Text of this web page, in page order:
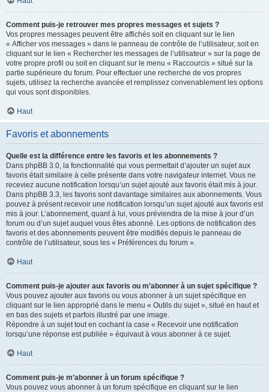
Comment puis-je retrouver mes propres messages et sujets ?
Vos propres messages peuvent être affichés soit en cliquant sur le lien
« Afficher vos messages » dans le panneau de contrôle de l’utilisateur, soit en
cliquant sur le lien « Rechercher les messages de l’utilisateur » sur la page de
votre propre profil ou soit en cliquant sur le menu « Raccourcis » situé sur la
partie supérieure du forum. Pour effectuer une recherche de vos propres
sujets, utilisez la recherche avancée et remplissez convenablement les options
qui vous sont disponibles.
Haut
Favoris et abonnements
Quelle est la différence entre les favoris et les abonnements ?
Dans phpBB 3.0, la fonctionnalité qui vous permettait d’ajouter un sujet aux
favoris était similaire à celle présente dans votre navigateur internet. Vous ne
receviez aucune notification lorsqu’un sujet ajouté aux favoris était mis à jour.
Dans phpBB 3.3, les favoris sont davantage similaires aux abonnements. Vous
pouvez à présent recevoir une notification lorsqu’un sujet ajouté aux favoris est
mis à jour. L’abonnement, quant à lui, vous préviendra de la mise à jour d’un
forum ou d’un sujet auquel vous êtes abonné. Les options de notification des
favoris et des abonnements peuvent être modifiés depuis le panneau de
contrôle de l’utilisateur, sous les « Préférences du forum ».
Haut
Comment puis-je ajouter aux favoris ou m’abonner à un sujet spécifique ?
Vous pouvez ajouter aux favoris ou vous abonner à un sujet spécifique en
cliquant sur le lien approprié dans le menu « Outils du sujet », situé en haut et
en bas des sujets et parfois illustré par une image.
Répondre à un sujet tout en cochant la case « Recevoir une notification
lorsqu’une réponse est publiée » équivaut à vous abonner à ce sujet.
Haut
Comment puis-je m’abonner à un forum spécifique ?
Vous pouvez vous abonner à un forum spécifique en cliquant sur le lien